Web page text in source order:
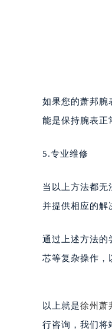
如果您的萧邦腕
能是保持腕表正
5.专业维修
当以上方法都无
并提供相应的解
通过上述方法的
芯等复杂操作，
以上就是徐州萧
行咨询，我们将